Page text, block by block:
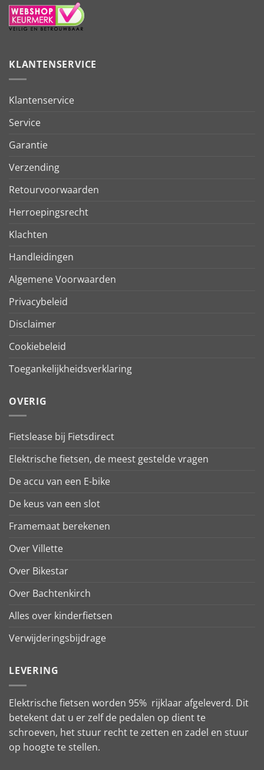
KLANTENSERVICE
Klantenservice
Service
Garantie
Verzending
Retourvoorwaarden
Herroepingsrecht
Klachten
Handleidingen
Algemene Voorwaarden
Privacybeleid
Disclaimer
Cookiebeleid
Toegankelijkheidsverklaring
OVERIG
Fietslease bij Fietsdirect
Elektrische fietsen, de meest gestelde vragen
De accu van een E-bike
De keus van een slot
Framemaat berekenen
Over Villette
Over Bikestar
Over Bachtenkirch
Alles over kinderfietsen
Verwijderingsbijdrage
LEVERING
Elektrische fietsen worden 95% rijklaar afgeleverd. Dit
betekent dat u er zelf de pedalen op dient te
schroeven, het stuur recht te zetten en zadel en stuur
op hoogte te stellen.